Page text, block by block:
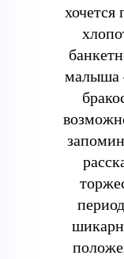
хочется
малыша